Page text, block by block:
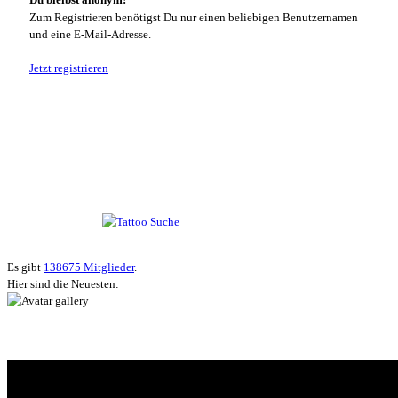
Zum Registrieren benötigst Du nur einen beliebigen Benutzernamen
und eine E-Mail-Adresse.
Jetzt registrieren
Es gibt 138675 Mitglieder.
Hier sind die Neuesten: